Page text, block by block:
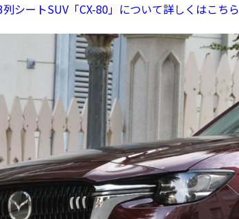
シートSUV「CX-80」について詳しくはこちら